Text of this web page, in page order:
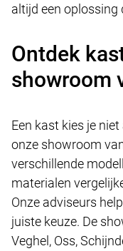
altijd een oplossing
Ontdek
showroom
Een kast kies je
onze showroom
verschillende
materialen
Onze adviseurs
juiste keuze. De
Veghel, Oss,